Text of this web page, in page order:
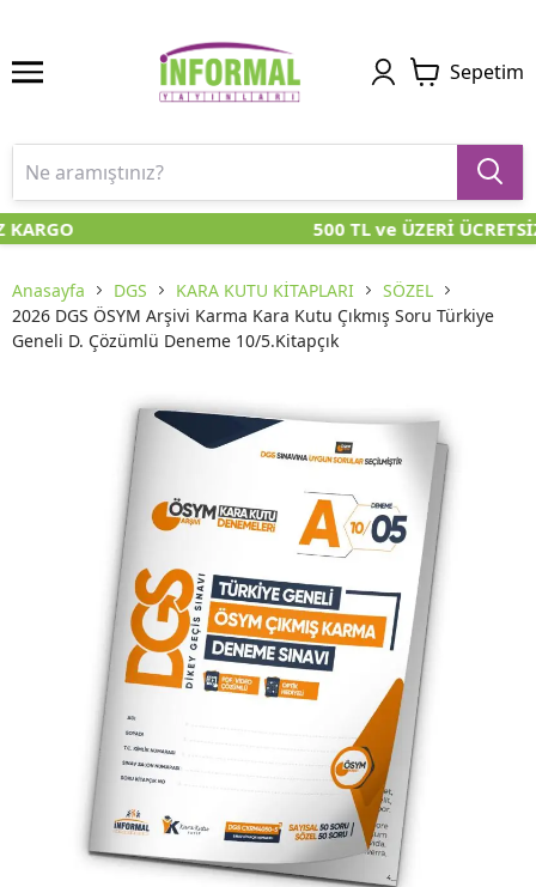
Sepetim
500 TL ve ÜZERİ
Anasayfa DGS KARA KUTU KİTAPLARI
SÖZEL
2026 DGS ÖSYM Arşivi Karma Kara Kutu Çıkmış Soru Türkiye
Geneli D. Çözümlü Deneme 10/5.Kitapçık